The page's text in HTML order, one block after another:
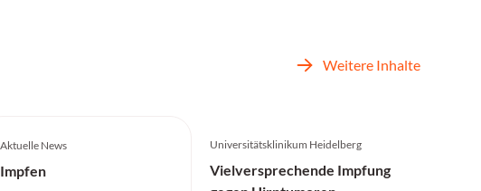
Weitere Inhalte
Aktuelle News
Impfen
Universitätsklinikum Heidelberg
Vielversprechende Impfung